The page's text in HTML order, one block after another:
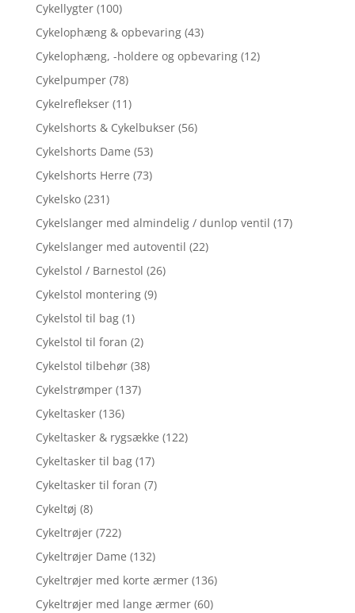
Cykellygter (100)
Cykelophæng & opbevaring (43)
Cykelophæng, -holdere og opbevaring (12)
Cykelpumper (78)
Cykelreflekser (11)
Cykelshorts & Cykelbukser (56)
Cykelshorts Dame (53)
Cykelshorts Herre (73)
Cykelsko (231)
Cykelslanger med almindelig / dunlop ventil (17)
Cykelslanger med autoventil (22)
Cykelstol / Barnestol (26)
Cykelstol montering (9)
Cykelstol til bag (1)
Cykelstol til foran (2)
Cykelstol tilbehør (38)
Cykelstrømper (137)
Cykeltasker (136)
Cykeltasker & rygsække (122)
Cykeltasker til bag (17)
Cykeltasker til foran (7)
Cykeltøj (8)
Cykeltrøjer (722)
Cykeltrøjer Dame (132)
Cykeltrøjer med korte ærmer (136)
Cykeltrøjer med lange ærmer (60)